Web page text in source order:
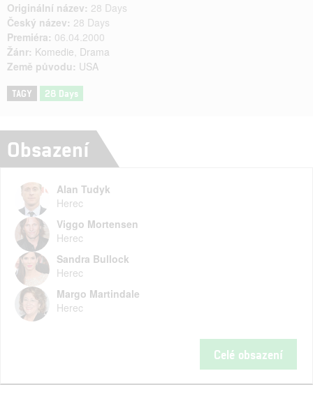
Originální název: 28 Days
Český název: 28 Days
Premiéra: 06.04.2000
Žánr: Komedie, Drama
Země původu: USA
TAGY 28 Days
Obsazení
Alan Tudyk
Herec
Viggo Mortensen
Herec
Sandra Bullock
Herec
Margo Martindale
Herec
Celé obsazení